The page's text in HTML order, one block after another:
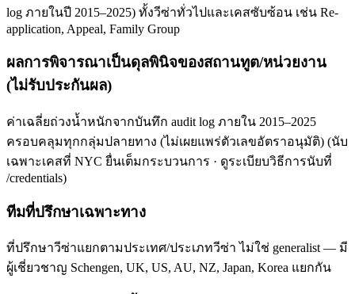
log ภายในปี 2015–2025) ทั้งวีซ่าทั่วไปและเคสซับซ้อน เช่น Re-
application, Appeal, Family Group
ผลการพิจารณาเป็นดุลพินิจของสถานทูต/หน่วยงาน
(ไม่รับประกันผล)
ค่าเฉลี่ยถ่วงน้ำหนักจากบันทึก audit log ภายใน 2015–2025
ครอบคลุมทุกกลุ่มปลายทาง (ไม่เผยแพร่ตัวเลขอัตราอนุมัติ) (นับ
เฉพาะเคสที่ NYC ยื่นเต็มกระบวนการ · ดูระเบียบวิธีการนับที่
/credentials)
ทีมที่ปรึกษาเฉพาะทาง
ที่ปรึกษาวีซ่าแยกตามประเทศ/ประเภทวีซ่า ไม่ใช่ generalist — มี
ผู้เชี่ยวชาญ Schengen, UK, US, AU, NZ, Japan, Korea แยกกัน